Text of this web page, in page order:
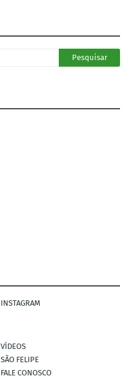
INSTAGRAM
VÍDEOS
SÃO FELIPE
FALE CONOSCO